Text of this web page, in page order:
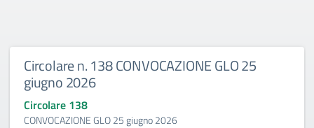
Circolare n. 138 CONVOCAZIONE GLO 25
giugno 2026
Circolare 138
CONVOCAZIONE GLO 25 giugno 2026